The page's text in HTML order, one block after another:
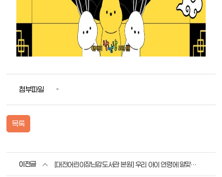
첨부파일 -
목록
이전글 [대전어린이장난감도서관 본원] 우리 아이 연령에 알맞은 장난감은 무엇이 있을까요? (36개월 이상)